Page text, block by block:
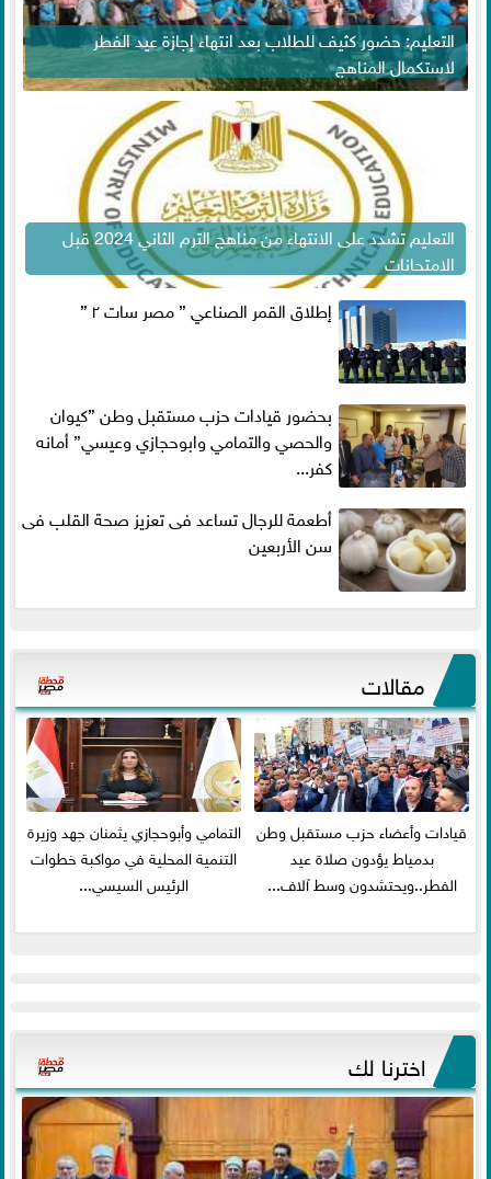
التعليم: حضور كثيف للطلاب بعد انتهاء إجازة عيد الفطر
لاستكمال المناهج
التعليم تشدد على الانتهاء من مناهج الترم الثاني 2024 قبل
الامتحانات
إطلاق القمر الصناعي ” مصر سات ٢ ”
بحضور قيادات حزب مستقبل وطن ”كيوان
والحصي والتمامي وابوحجازي وعيسي” أمانه
كفر...
أطعمة للرجال تساعد فى تعزيز صحة القلب فى
سن الأربعين
مقالات
قيادات وأعضاء حزب مستقبل وطن
بدمياط يؤدون صلاة عيد
الفطر..ويحتشدون وسط آلاف...
التمامي وأبوحجازي يثمنان جهد وزيرة
التنمية المحلية في مواكبة خطوات
الرئيس السيسي...
اخترنا لك